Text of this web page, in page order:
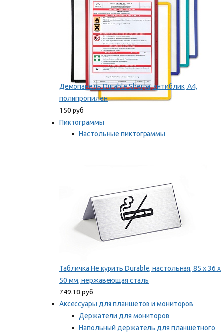
Демопанель Durable Sherpa, антиблик, А4,
полипропилен
150 руб
Пиктограммы
Настольные пиктограммы
Табличка Не курить Durable, настольная, 85 x 36 x
50 мм, нержавеющая сталь
749.18 руб
Аксессуары для планшетов и мониторов
Держатели для мониторов
Напольный держатель для планшетного